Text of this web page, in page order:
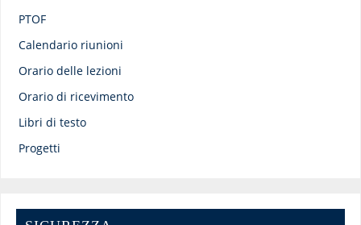
PTOF
Calendario riunioni
Orario delle lezioni
Orario di ricevimento
Libri di testo
Progetti